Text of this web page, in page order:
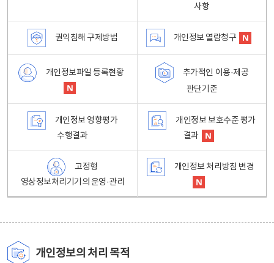
사항
권익침해 구제방법 개인정보 열람청구
개인정보파일 등록현황
추가적인 이용·제공
판단기준
개인정보 영향평가
수행결과
개인정보 보호수준 평가
결과
고정형
영상정보처리기기의 운영·관리
개인정보 처리방침 변경
개인정보의 처리 목적